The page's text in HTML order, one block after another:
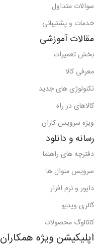
سوالات متداول
خدمات و پشتیبانی
مقالات آموزشی
بخش تعمیرات
معرفی کالا
تکنولوژی های جدید
کالاهای در راه
ویژه سرویس کاران
رسانه و دانلود
دفترچه های راهنما
سرویس منوال ها
دایور و نرم افزار
گالری ویدیو
کاتالوگ محصولات
اپلیکیشن ویژه همکاران